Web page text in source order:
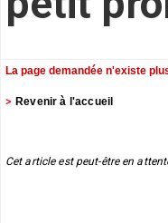
La page demandée n'existe
Revenir à l'accueil
Cet article est peut-être en